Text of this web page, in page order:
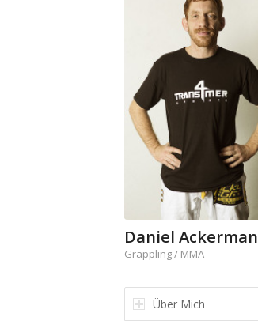
Daniel Ackerman
Grappling / MMA
Über Mich